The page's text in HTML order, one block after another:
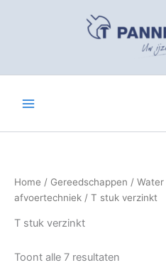
Home / Gereedschappen /
afvoertechniek / T stuk verzinkt
T stuk verzinkt
Toont alle 7 resultaten